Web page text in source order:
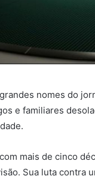
nomes do
e familiares
mais de cinco
Sua luta contra